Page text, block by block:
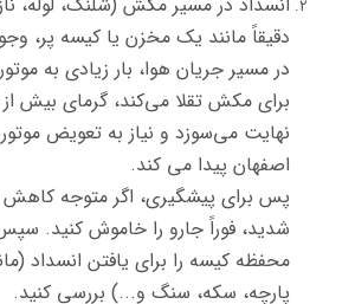
دقیقاً مانند یک مخزن یا کیسه پر،
در مسیر جریان هوا، بار زیادی به
برای مکش تقلا می‌کند، گرمای بیش از
نهایت می‌سوزد و نیاز به تعویض
اصفهان پیدا می کند.
پس برای پیشگیری، اگر متوجه
شدید، فوراً جارو را خاموش کنید.
محفظه کیسه را برای یافتن انسداد
پارچه، سکه، سنگ و...) بررسی کنید.